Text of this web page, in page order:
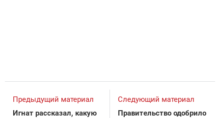
Предыдущий материал
Игнат рассказал, какую
Следующий материал
Правительство одобрило